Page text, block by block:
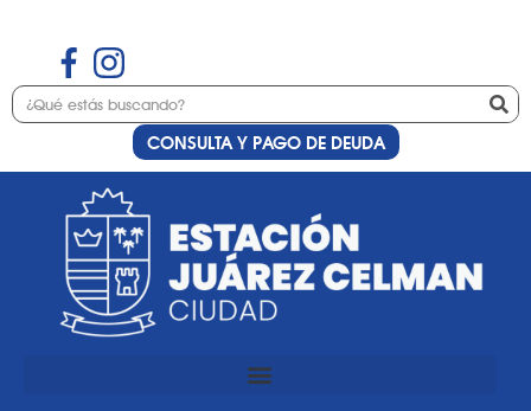
CONSULTA Y PAGO DE DEUDA
Día:28 de julio de
2025
Primera edición de la Expo